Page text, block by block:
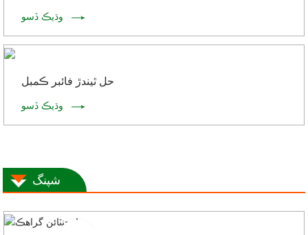
وڌيڪ ڏسو
حل ٿيندڙ فائبر ڪمبل
وڌيڪ ڏسو
شپنگ